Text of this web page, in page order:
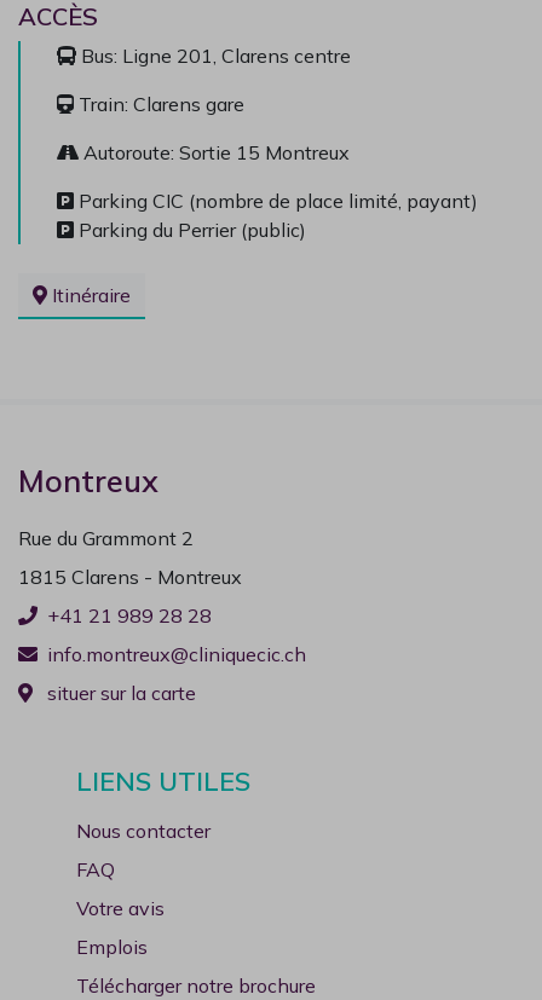
ACCÈS
 Bus: Ligne 201, Clarens centre
 Train: Clarens gare
 Autoroute: Sortie 15 Montreux
 Parking CIC (nombre de place limité, payant)
 Parking du Perrier (public)
Itinéraire
Montreux
Rue du Grammont 2
1815 Clarens - Montreux
+41 21 989 28 28
info.montreux@cliniquecic.ch
situer sur la carte
LIENS UTILES
Nous contacter
FAQ
Votre avis
Emplois
Télécharger notre brochure
PAUSE ESTIVALE 2026
La Clinique CIC Montreux est en pause estivale
LeCentre de Consultation
cette période (021 989 28 70) ainsi que la
Radiologie(021 989 28 75).
En cas d'urgence vitale, appelez le 144.